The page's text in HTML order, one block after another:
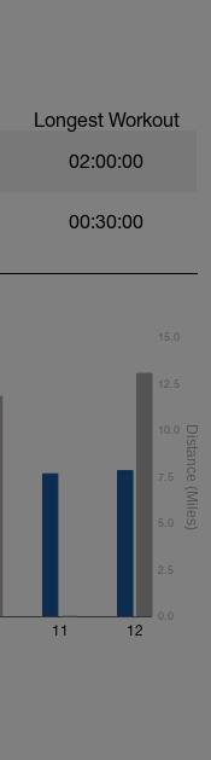
Longest Workout
02:00:00
00:30:00
11 12
0.0
2.5
5.0
7.5
10.0
12.5
15.0